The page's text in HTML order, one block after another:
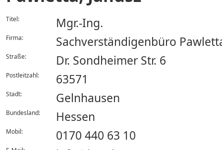
Titel: Mgr.-Ing.
Firma: Sachverständigenbüro
Straße: Dr. Sondheimer Str. 6
Postleitzahl: 63571
Stadt: Gelnhausen
Bundesland: Hessen
Mobil: 0170 440 63 10